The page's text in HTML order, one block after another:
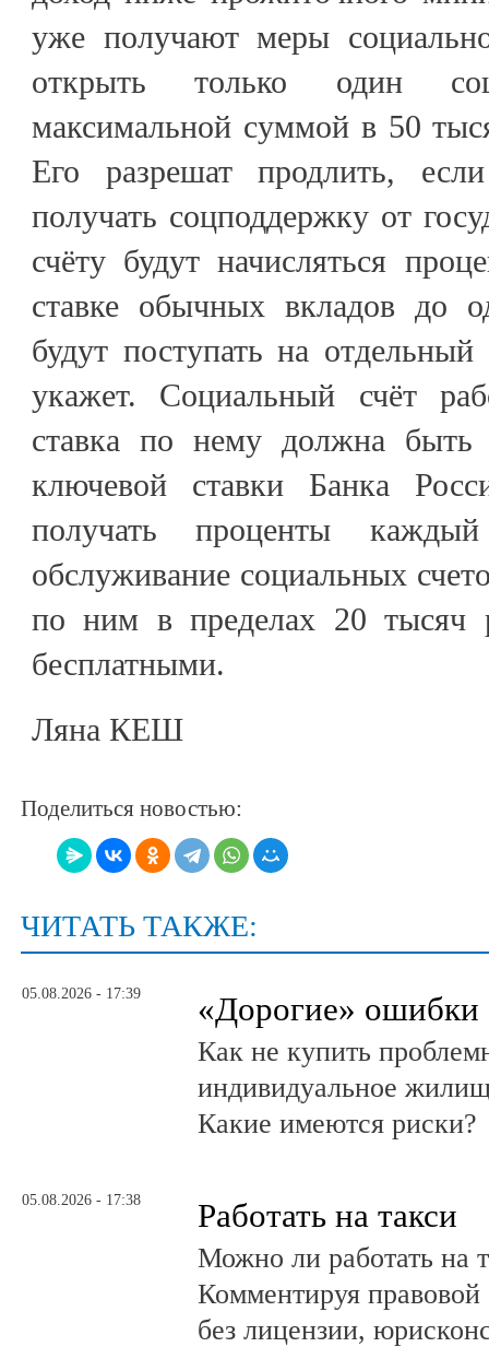
уже получают меры
открыть только один
максимальной суммой в 50
Его разрешат продлить,
получать соцподдержку от
счёту будут начисляться
ставке обычных вкладов до
будут поступать на
укажет. Социальный счёт
ставка по нему должна
ключевой ставки Банка
получать проценты
обслуживание социальных
по ним в пределах 20 тысяч
бесплатными.
Ляна КЕШ
Поделиться новостью:
ЧИТАТЬ ТАКЖЕ:
05.08.2026 - 17:39 «Дорогие» ошибки
Как не купить
индивидуальное
Какие имеются риски?
05.08.2026 - 17:38 Работать на такси
Можно ли работать на
Комментируя правовой
без лицензии,